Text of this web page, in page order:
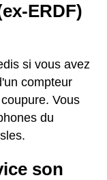
ERDF)
si vous avez
compteur
Vous
du
son